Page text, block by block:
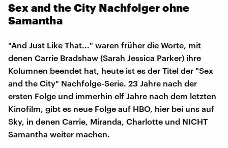
Sex and the City Nachfolger ohne
Samantha
"And Just Like That..." waren früher die Worte, mit
denen Carrie Bradshaw (Sarah Jessica Parker) ihre
Kolumnen beendet hat, heute ist es der Titel der "Sex
and the City" Nachfolge-Serie. 23 Jahre nach der
ersten Folge und immerhin elf Jahre nach dem letzten
Kinofilm, gibt es neue Folge auf HBO, hier bei uns auf
Sky, in denen Carrie, Miranda, Charlotte und NICHT
Samantha weiter machen.